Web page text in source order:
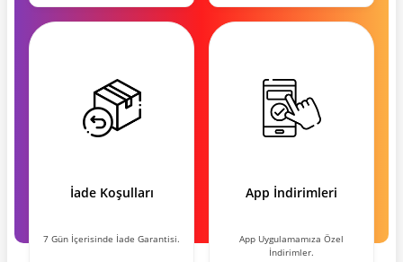
İade Koşulları
7 Gün İçerisinde İade Garantisi.
App İndirimleri
App Uygulamamıza Özel
İndirimler.